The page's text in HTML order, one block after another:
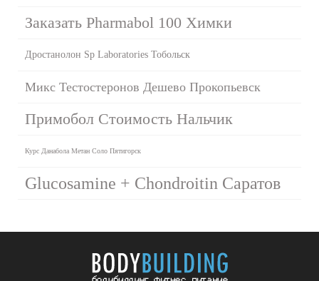
Заказать Pharmabol 100 Химки
Дростанолон Sp Laboratories Тобольск
Микс Тестостеронов Дешево Прокопьевск
Примобол Стоимость Нальчик
Курс Данабола Метан Соло Пятигорск
Glucosamine + Chondroitin Саратов